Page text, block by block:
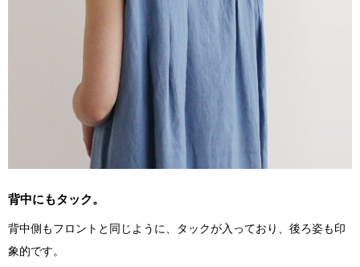
背中にもタック。
背中側もフロントと同じように、タックが入っており、後ろ姿も印
象的です。